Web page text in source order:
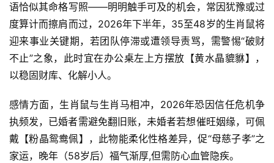
语恰似其命格写照——明明触手可及的机会，常因犹豫或过
度算计而擦肩而过，2026年下半年，35至48岁的生肖鼠将
迎来事业关键期，若团队停滞或遭领导责骂，需警惕“破财
不止”之象，此时宜在办公桌左上方摆放【黄水晶貔貅】，
以稳固财库、化解小人。
感情方面，生肖鼠与生肖马相冲，2026年恐因信任危机争
执频发，已婚者需避免翻旧账，未婚者若想催旺姻缘，可佩
戴【粉晶鸳鸯佩】，此物能柔化性格差异，促“母慈子孝”之
家运，晚年（58岁后）福气渐厚,但需防心血管隐疾。